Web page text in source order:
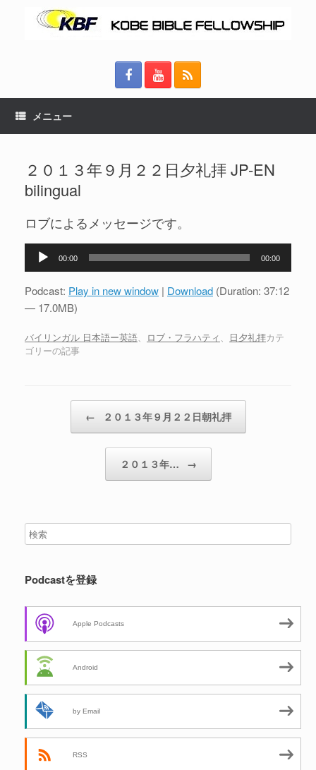
メニュー
２０１３年９月２２日夕礼拝 JP-EN
bilingual
ロブによるメッセージです。
プ
ヤ
ー
00:00 00:00
Podcast: Play in new window | Download (Duration: 37:12
— 17.0MB)
バイリンガル 日本語ー英語、 ロブ・フラハティ、 日夕礼拝カテ
ゴリーの記事
← ２０１３年９月２２日朝礼拝
２０１３年… →
Podcastを登録
Apple Podcasts
Android
by Email
RSS